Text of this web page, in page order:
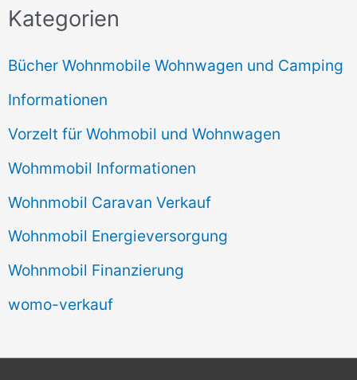
Kategorien
Bücher Wohnmobile Wohnwagen und Camping
Informationen
Vorzelt für Wohmobil und Wohnwagen
Wohmmobil Informationen
Wohnmobil Caravan Verkauf
Wohnmobil Energieversorgung
Wohnmobil Finanzierung
womo-verkauf